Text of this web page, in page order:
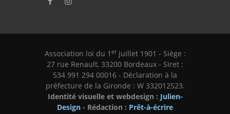
Association loi du 1 erjuillet 1901 - Siège :
27 rue Renault, 33200 Bordeaux - Siret :
534 991 294 00016 - Déclaration à la
préfecture de la Gironde : W 332012523.
Identité visuelle et webdesign : Julien-
Design - Rédaction : Prêt-à-écrire